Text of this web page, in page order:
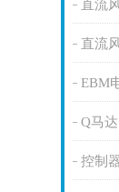
直流
直流
EBM
Q马达
控制